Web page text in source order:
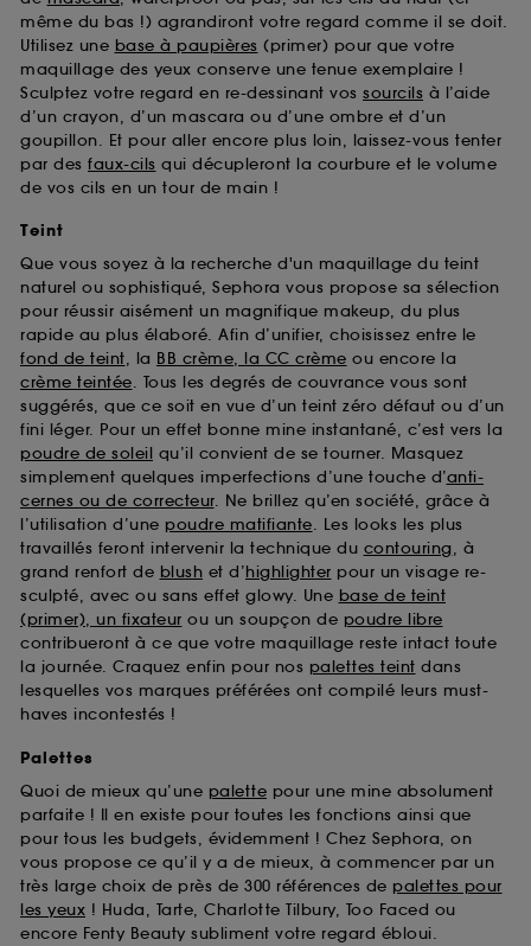
même du bas !) agrandiront votre regard comme il se doit.
Utilisez une base à paupières (primer) pour que votre
maquillage des yeux conserve une tenue exemplaire !
Sculptez votre regard en re-dessinant vos sourcils à l’aide
d’un crayon, d’un mascara ou d’une ombre et d’un
goupillon. Et pour aller encore plus loin, laissez-vous tenter
par des faux-cils qui décupleront la courbure et le volume
de vos cils en un tour de main !
Teint
Que vous soyez à la recherche d'un maquillage du teint
naturel ou sophistiqué, Sephora vous propose sa sélection
pour réussir aisément un magnifique makeup, du plus
rapide au plus élaboré. Afin d’unifier, choisissez entre le
fond de teint, la BB crème, la CC crème ou encore la
crème teintée. Tous les degrés de couvrance vous sont
suggérés, que ce soit en vue d’un teint zéro défaut ou d’un
fini léger. Pour un effet bonne mine instantané, c’est vers la
poudre de soleil qu’il convient de se tourner. Masquez
simplement quelques imperfections d’une touche d’anti-
cernes ou de correcteur. Ne brillez qu’en société, grâce à
l’utilisation d’une poudre matifiante. Les looks les plus
travaillés feront intervenir la technique du contouring, à
grand renfort de blush et d’highlighter pour un visage re-
sculpté, avec ou sans effet glowy. Une base de teint
(primer), un fixateur ou un soupçon de poudre libre
contribueront à ce que votre maquillage reste intact toute
la journée. Craquez enfin pour nos palettes teint dans
lesquelles vos marques préférées ont compilé leurs must-
haves incontestés !
Palettes
Quoi de mieux qu’une palette pour une mine absolument
parfaite ! Il en existe pour toutes les fonctions ainsi que
pour tous les budgets, évidemment ! Chez Sephora, on
vous propose ce qu’il y a de mieux, à commencer par un
très large choix de près de 300 références de palettes pour
les yeux ! Huda, Tarte, Charlotte Tilbury, Too Faced ou
encore Fenty Beauty subliment votre regard ébloui.